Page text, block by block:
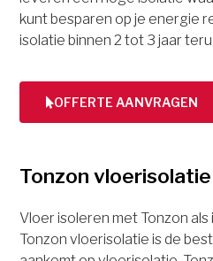
kunt besparen op je energie
isolatie binnen 2 tot 3 jaar
OFFERTE AANVRAGEN
Tonzon vloerisolatie
Vloer isoleren met Tonzon
Tonzon vloerisolatie is de